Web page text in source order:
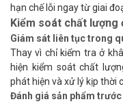
hạn chế lỗi ngay từ giai
Kiểm soát chất lượng
Giám sát liên tục trong
Thay vì chỉ kiểm tra ở
hiện kiểm soát chất
phát hiện và xử lý kịp thời
Đánh giá sản phẩm